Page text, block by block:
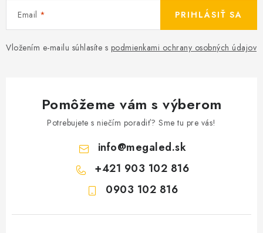
Email
Vložením e-mailu súhlasíte s podmienkami ochrany osobných údajov
PRIHLÁSIŤ SA
Pomôžeme vám s výberom
Potrebujete s niečím poradiť? Sme tu pre vás!
info@megaled.sk
+421 903 102 816
0903 102 816